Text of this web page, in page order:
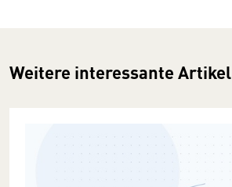
Weitere interessante Artikel